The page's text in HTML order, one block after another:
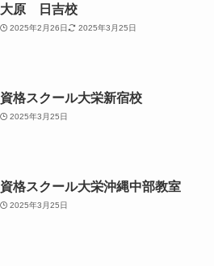
大原 日吉校
2025年2月26日 2025年3月25日
資格スクール大栄新宿校
2025年3月25日
資格スクール大栄沖縄中部教室
2025年3月25日